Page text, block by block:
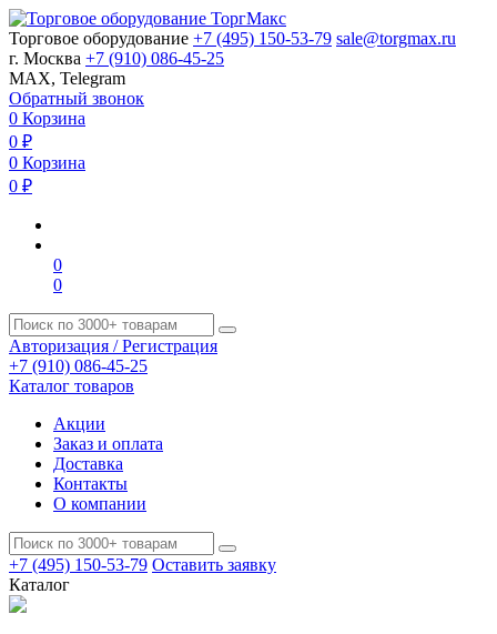
Торговое оборудование +7 (495) 150-53-79 sale@torgmax.ru
г. Москва +7 (910) 086-45-25
MAX, Telegram
Обратный звонок
0 Корзина
0 ₽
0 Корзина
0 ₽
0
0
Авторизация / Регистрация
+7 (910) 086-45-25
Каталог товаров
Акции
Заказ и оплата
Доставка
Контакты
О компании
+7 (495) 150-53-79 Оставить заявку
Каталог